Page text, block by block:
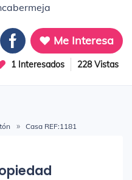
Me Interesa
1 Interesados 228 Vistas
Casa REF:1181